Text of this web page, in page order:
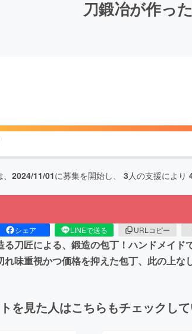
刀鍛冶が作っ
2024/11/01に募集を開始し、 3 人の支援により
シェア LINEで送る URLコピー
る刀匠による、鍛造の包丁！ハンドメイ
れ味重視かつ価格を抑えた包丁、此の上な
を見た人はこちらもチェックし